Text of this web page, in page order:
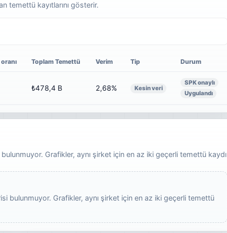
temettü kayıtlarını gösterir.
oranı Toplam Temettü Verim Tip Durum
₺478,4 B 2,68% Kesin veri
SPK onaylı
Uygulandı
Grafikler, aynı şirket için en az iki geçerli temettü kaydı
bulunmuyor. Grafikler, aynı şirket için en az iki geçerli temettü